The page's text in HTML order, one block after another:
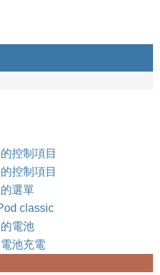
控制項目
控制項目
選單
classic
電池
池充電